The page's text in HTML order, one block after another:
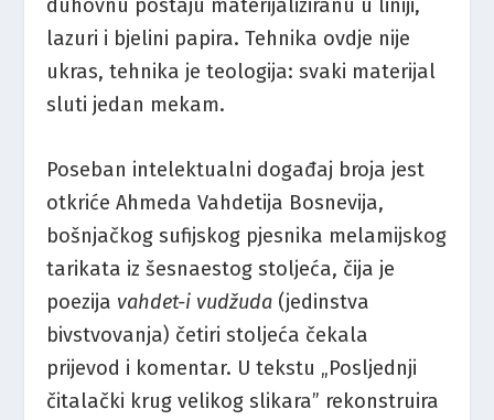
duhovnu postaju materijaliziranu u liniji,
lazuri i bjelini papira. Tehnika ovdje nije
ukras, tehnika je teologija: svaki materijal
sluti jedan mekam.
Poseban intelektualni događaj broja jest
otkriće Ahmeda Vahdetija Bosnevija,
bošnjačkog sufijskog pjesnika melamijskog
tarikata iz šesnaestog stoljeća, čija je
poezija vahdet-i vudžuda (jedinstva
bivstvovanja) četiri stoljeća čekala
prijevod i komentar. U tekstu „Posljednji
čitalački krug velikog slikara” rekonstruira